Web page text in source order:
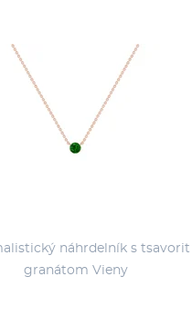
náhrdelník s tsavorit
granátom Vieny